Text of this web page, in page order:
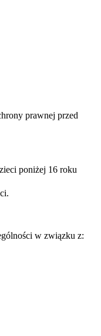
prawnej przed
poniżej 16 roku
w związku z: